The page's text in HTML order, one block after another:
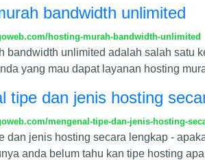
bandwidth unlimited
hosting-murah-bandwidth-unlimited
bandwidth unlimited adalah salah satu
yang mau dapat layanan hosting
tipe dan jenis hosting
mengenal-tipe-dan-jenis-hosting-
dan jenis hosting secara lengkap -
anda belum tahu kan tipe hosting